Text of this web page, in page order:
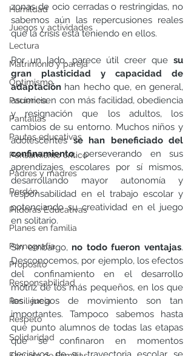
Humildad
Juegos y actividades
Lectura
Matrimonio y pareja
Optimismo
Paciencia
Pantallas
Pautas educativas
Pensamiento crítico
Padres y madres
Perdón
Píldoras Educativas
Planes en familia
Pornografía
Propósito
Responsabilidad
Resiliencia
Respeto
Solidaridad
zonas de ocio cerradas o restringidas, no
sabemos aún las repercusiones reales
que la crisis está teniendo en ellos.
Por un lado, parece útil creer que su
gran plasticidad y capacidad de
adaptación han hecho que, en general,
asumiesen con más facilidad, obediencia
y resignación que los adultos, los
cambios de su entorno. Muchos niños y
adolescentes se han beneficiado del
confinamiento, perseverando en sus
aprendizajes escolares por sí mismos,
desarrollando mayor autonomía y
responsabilidad en el trabajo escolar y
potenciando su creatividad en el juego
en solitario.
Sin embargo, no todo fueron ventajas.
Desconocemos, por ejemplo, los efectos
del confinamiento en el desarrollo
motriz de los más pequeños, en los que
los juegos de movimiento son tan
importantes. Tampoco sabemos hasta
qué punto alumnos de todas las etapas
que se confinaron en momentos